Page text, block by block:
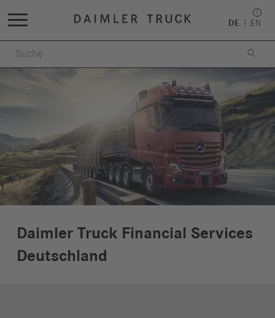
DE EN

Daimler Truck Financial Services
Deutschland